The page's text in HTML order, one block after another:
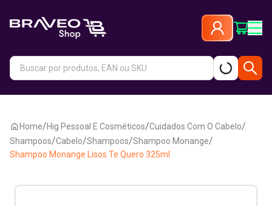
Home/Hig Pessoal E Cosméticos/Cuidados Com O Cabelo/
Shampoos/Cabelo/Shampoos/Shampoo Monange/
Shampoo Monange Lisos Te Quero 325ml